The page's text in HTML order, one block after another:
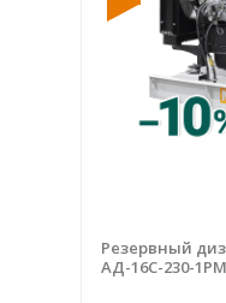
Резервный
АД-16С-230-